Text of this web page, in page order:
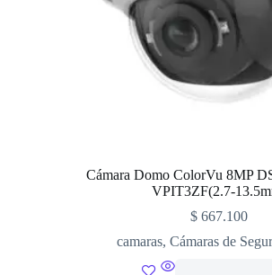
Cámara Domo ColorVu 8MP
VPIT3ZF(2.7-
$667.100
camaras, Cámaras de